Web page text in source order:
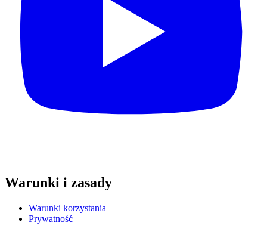
Warunki i zasady
Warunki korzystania
Prywatność